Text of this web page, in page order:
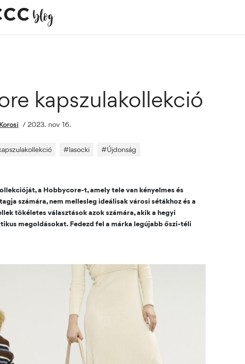
kapszulakollekció
/ 2023. nov 16.
#lasocki #Újdonság
a Hobbycore-t, amely tele van kényelmes és
számára, nem mellesleg ideálisak városi sétákhoz és a
tökéletes választások azok számára, akik a hegyi
megoldásokat. Fedezd fel a márka legújabb őszi-téli